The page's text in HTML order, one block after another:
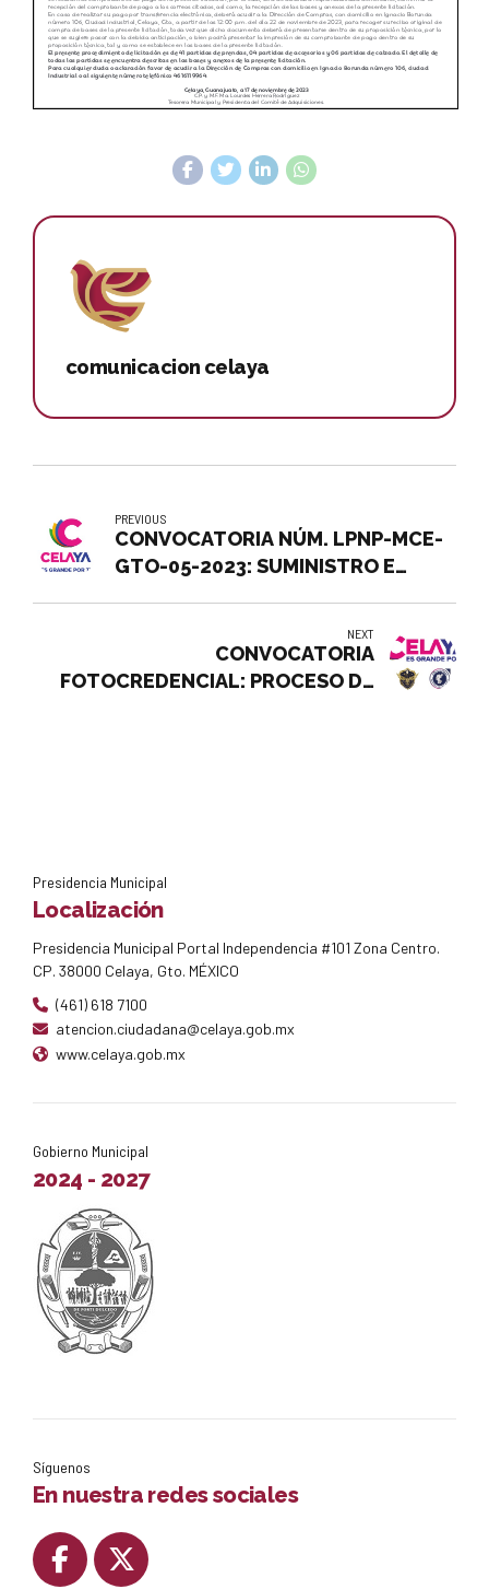
comunicacion celaya
PREVIOUS
CONVOCATORIA NÚM. LPNP-MCE-
GTO-05-2023: SUMINISTRO E
PROYECTO DENOMINADO
"GENERACIÓN DE ENERGÍA
NEXT
CONVOCATORIA
FOTOCREDENCIAL: PROCESO DE
Presidencia Municipal
Localización
Presidencia Municipal Portal Independencia #101 Zona Centro.
CP. 38000 Celaya, Gto. MÉXICO
(461) 618 7100
atencion.ciudadana@celaya.gob.mx
www.celaya.gob.mx
Gobierno Municipal
2024 - 2027
Síguenos
En nuestra redes sociales